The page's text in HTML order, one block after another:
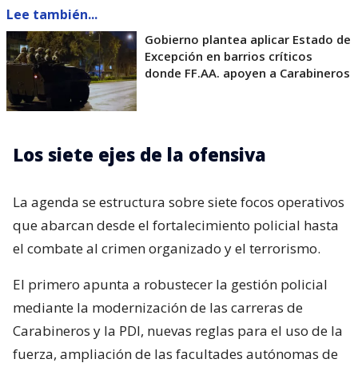
Lee también...
Gobierno plantea aplicar Estado de
Excepción en barrios críticos
donde FF.AA. apoyen a Carabineros
Los siete ejes de la ofensiva
La agenda se estructura sobre siete focos operativos
que abarcan desde el fortalecimiento policial hasta
el combate al crimen organizado y el terrorismo.
El primero apunta a robustecer la gestión policial
mediante la modernización de las carreras de
Carabineros y la PDI, nuevas reglas para el uso de la
fuerza, ampliación de las facultades autónomas de